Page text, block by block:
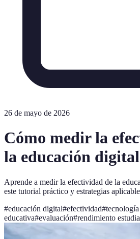
26 de mayo de 2026
Cómo medir la
la educación
Aprende a medir la efectividad de la
este tutorial práctico y estrategias
#educación digital#efectividad#tecnología
educativa#evaluación#rendimiento